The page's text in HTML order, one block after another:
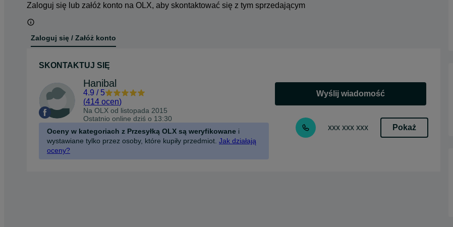
Zaloguj się lub załóż konto na OLX, aby skontaktować się z tym sprzedającym
Zaloguj się / Załóż konto
SKONTAKTUJ SIĘ
Hanibal
4.9 / 5
(414 ocen)
Na OLX od listopada 2015
Ostatnio online dziś o 13:30
Oceny w kategoriach z Przesyłką OLX są weryfikowane i
wystawiane tylko przez osoby, które kupiły przedmiot. Jak działają
oceny?
Wyślij wiadomość
xxx xxx xxx Pokaż